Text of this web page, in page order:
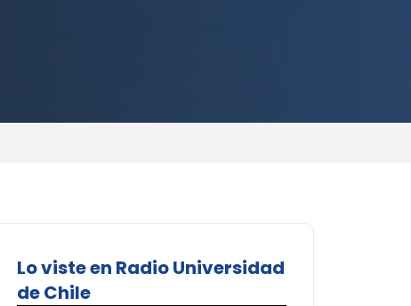
Lo viste en Radio Universidad
de Chile